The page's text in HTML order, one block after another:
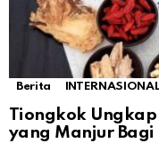
Berita
Tiongkok
yang Manjur Bagi